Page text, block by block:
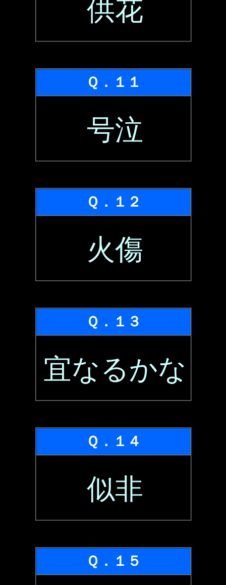
供花
Ｑ．１１
号泣
Ｑ．１２
火傷
Ｑ．１３
宜なるかな
Ｑ．１４
似非
Ｑ．１５